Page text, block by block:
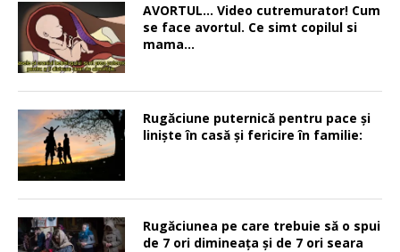
AVORTUL… Video cutremurator! Cum
se face avortul. Ce simt copilul si
mama…
Rugăciune puternică pentru pace şi
linişte în casă şi fericire în familie:
Rugăciunea pe care trebuie să o spui
de 7 ori dimineața și de 7 ori seara